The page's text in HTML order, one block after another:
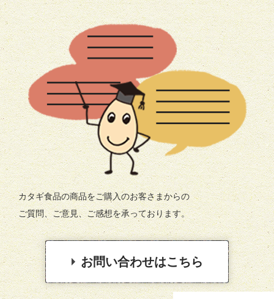
カタギ食品の商品をご購入のお客さまからの
ご質問、ご意見、ご感想を承っております。
お問い合わせはこちら